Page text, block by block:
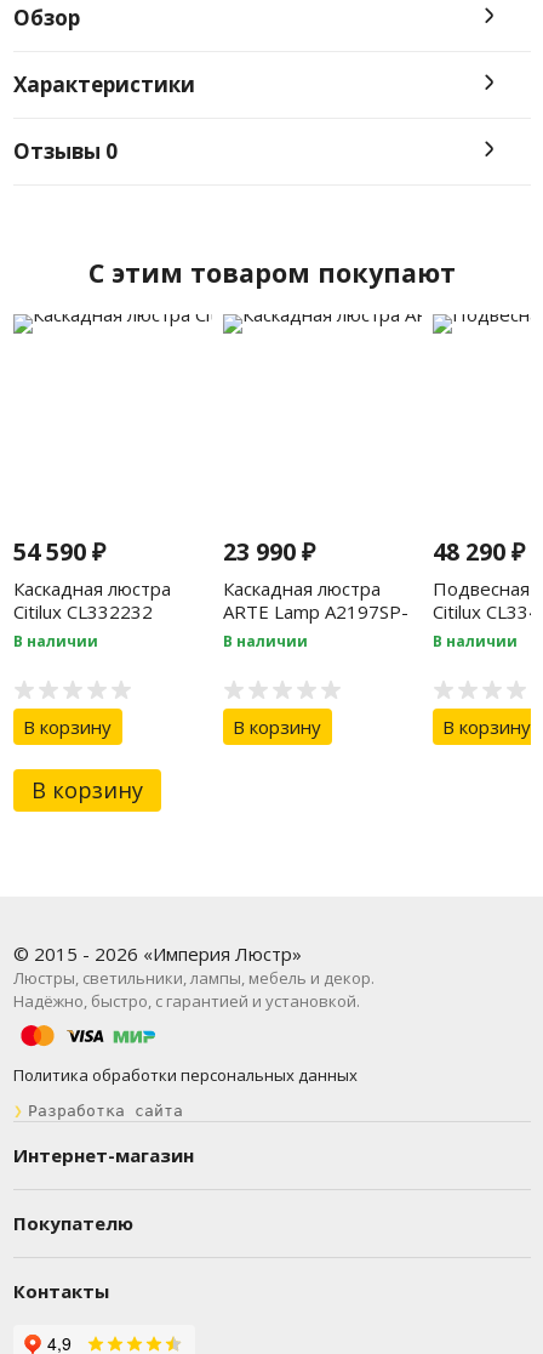
Обзор
Характеристики
Отзывы 0
C этим товаром покупают
54 590₽
Каскадная люстра
Citilux CL332232
В наличии
В корзину
23 990₽
Каскадная люстра
ARTE Lamp A2197SP-
3WH
В наличии
В корзину
48 290₽
Подвесная
Citilux
В наличии
В корзину
В корзину
© 2015 - 2026 «Империя Люстр»
Люстры, светильники, лампы, мебель и декор.
Надёжно, быстро, с гарантией и установкой.
Политика обработки персональных данных
❯ Разработка сайта
Интернет-магазин
Покупателю
Контакты